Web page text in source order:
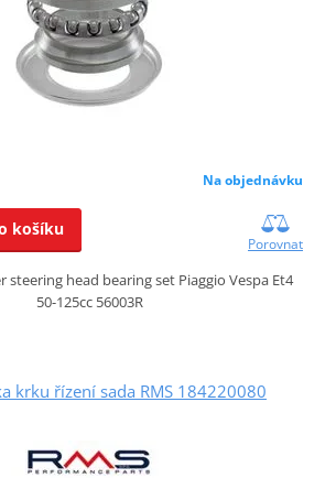
Na objednávku
košíku
Porovnat
steering head bearing set Piaggio Vespa Et4
50-125cc 56003R
krku řízení sada RMS 184220080